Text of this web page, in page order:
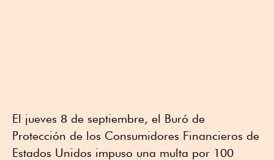
El jueves 8 de septiembre, el Buró de
Protección de los Consumidores Financieros de
Estados Unidos impuso una multa por 100